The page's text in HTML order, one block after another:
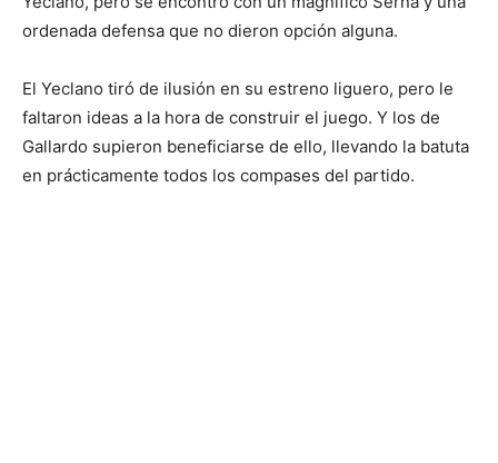
ordenada defensa que no dieron opción alguna.
El Yeclano tiró de ilusión en su estreno liguero, pero le
faltaron ideas a la hora de construir el juego. Y los de
Gallardo supieron beneficiarse de ello, llevando la batuta
en prácticamente todos los compases del partido.